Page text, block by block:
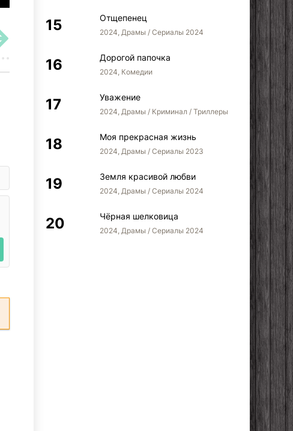
Как я
Отщепенец
2024, Драмы / Сериалы 2024
Дорогой папочка
2024, Комедии
Уважение
2024, Драмы / Криминал / Триллеры
Моя прекрасная жизнь
2024, Драмы / Сериалы 2023
Земля красивой любви
2024, Драмы / Сериалы 2024
Чёрная шелковица
2024, Драмы / Сериалы 2024